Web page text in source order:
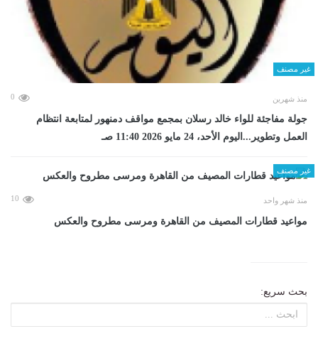
غير مصنف
منذ شهرين 0
جولة مفاجئة للواء خالد رسلان بمجمع مواقف دمنهور لمتابعة انتظام
العمل وتطوير...اليوم الأحد، 24 مايو 2026 11:40 صـ
غير مصنف
منذ شهر واحد 10
مواعيد قطارات المصيف من القاهرة ومرسى مطروح والعكس
بحث سريع: